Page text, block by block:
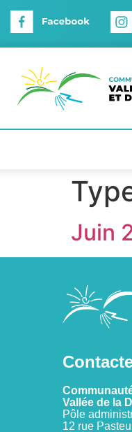
Juin
Vallée de la
Pôle
12 rue
Panneau de gestion des